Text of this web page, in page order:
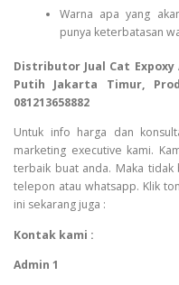
Warna apa yang
punya keterbatasan
Distributor Jual Cat
Putih Jakarta Timur,
081213658882
Untuk info harga dan
marketing executive kami.
terbaik buat anda. Maka tidak
telepon atau whatsapp. Klik
ini sekarang juga :
Kontak kami :
Admin 1